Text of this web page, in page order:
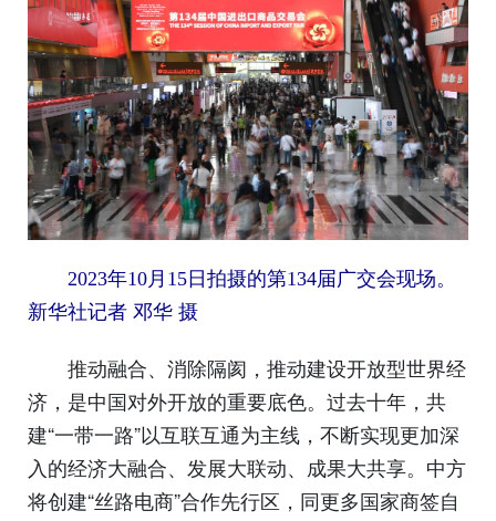
2023年10月15日拍摄的第134届广交会现场。
新华社记者 邓华 摄
推动融合、消除隔阂，推动建设开放型世界经
济，是中国对外开放的重要底色。过去十年，共
建“一带一路”以互联互通为主线，不断实现更加深
入的经济大融合、发展大联动、成果大共享。中方
将创建“丝路电商”合作先行区，同更多国家商签自